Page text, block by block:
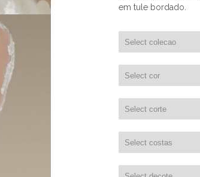
em tule bordado.